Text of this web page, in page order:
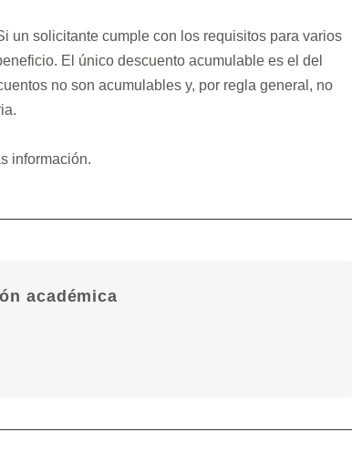
un solicitante cumple con los requisitos para varios
El único descuento acumulable es el del
no son acumulables y, por regla general, no
información.
académica